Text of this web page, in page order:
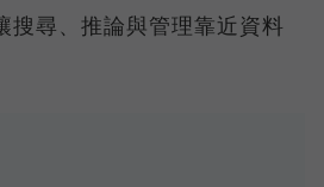
搜尋、推論與管理靠近資料